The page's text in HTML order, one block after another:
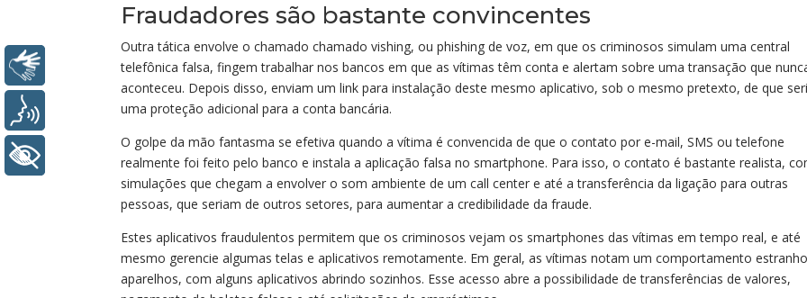
Fraudadores são bastante convincentes
Outra tática envolve o chamado chamado vishing, ou phishing de voz, em que os criminosos simulam uma central
telefônica falsa, fingem trabalhar nos bancos em que as vítimas têm conta e alertam sobre uma transação que
aconteceu. Depois disso, enviam um link para instalação deste mesmo aplicativo, sob o mesmo pretexto, de que
uma proteção adicional para a conta bancária.
O golpe da mão fantasma se efetiva quando a vítima é convencida de que o contato por e-mail, SMS ou telefone
realmente foi feito pelo banco e instala a aplicação falsa no smartphone. Para isso, o contato é bastante realista,
simulações que chegam a envolver o som ambiente de um call center e até a transferência da ligação para outras
pessoas, que seriam de outros setores, para aumentar a credibilidade da fraude.
Estes aplicativos fraudulentos permitem que os criminosos vejam os smartphones das vítimas em tempo real, e até
mesmo gerencie algumas telas e aplicativos remotamente. Em geral, as vítimas notam um comportamento
aparelhos, com alguns aplicativos abrindo sozinhos. Esse acesso abre a possibilidade de transferências de valores,
+ Acessibilidade